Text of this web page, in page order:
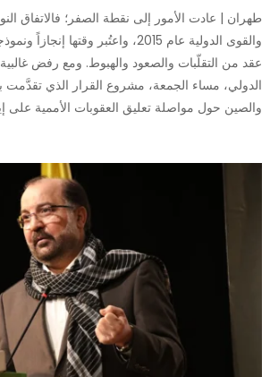
طهران | عادت الأمور إلى نقطة الصفر؛ فالاتفاق
والقوى الدولية عام 2015، واعتُبر وقتها
عقد من التقلّبات والصعود والهبوط. ومع رفض
الدولي، مساء الجمعة، مشروع القرار الذي
والصين حول مواصلة تعليق العقوبات الأممية على